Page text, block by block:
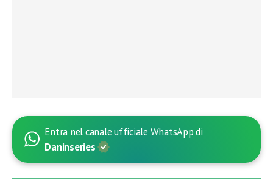
Entra nel canale ufficiale WhatsApp di
Daninseries